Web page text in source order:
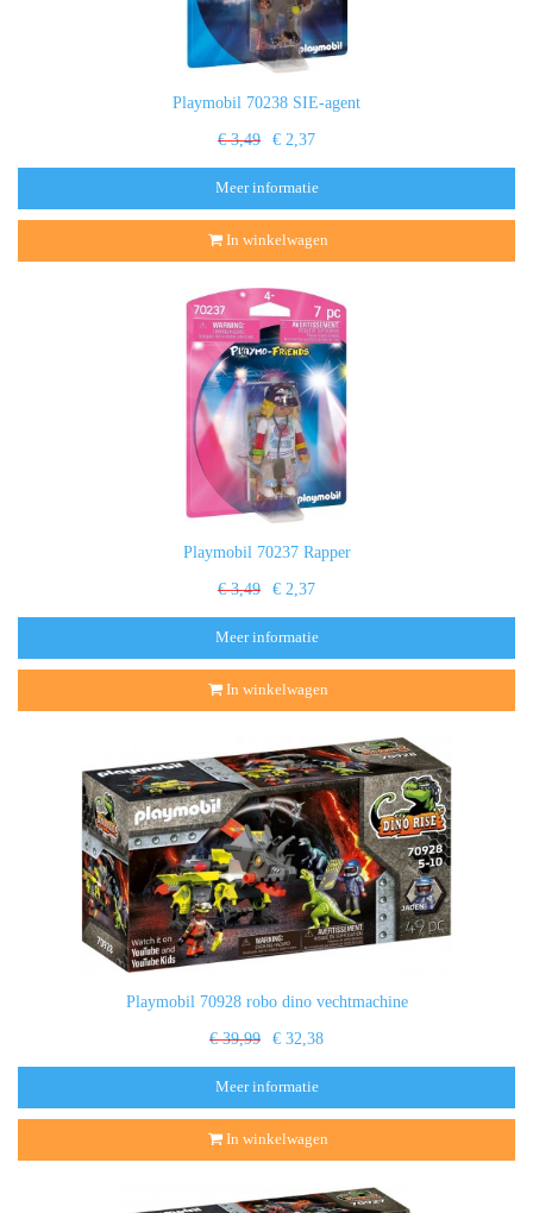
Playmobil 70238 SIE-agent
€ 3,49 € 2,37
Meer informatie
In winkelwagen
Playmobil 70237 Rapper
€ 3,49 € 2,37
Meer informatie
In winkelwagen
Playmobil 70928 robo dino vechtmachine
€ 39,99 € 32,38
Meer informatie
In winkelwagen